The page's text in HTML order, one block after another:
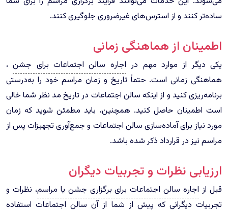
ساده‌تر کنند و از استرس‌های غیرضروری جلوگیری کنند.
اطمینان از هماهنگی زمانی
یکی دیگر از موارد مهم در اجاره سالن اجتماعات برای جشن،
هماهنگی زمانی است. حتماً تاریخ و زمان مراسم خود را به‌درستی
برنامه‌ریزی کنید و از اینکه سالن اجتماعات در تاریخ مد نظر شما خالی
است اطمینان حاصل کنید. همچنین، باید مطمئن شوید که زمان
مورد نیاز برای آماده‌سازی سالن اجتماعات و جمع‌آوری تجهیزات پس از
مراسم نیز در قرارداد ذکر شده باشد.
ارزیابی نظرات و تجربیات دیگران
قبل از اجاره سالن اجتماعات برای برگزاری جشن یا مراسم، نظرات و
تجربیات دیگرانی که پیش از شما از آن سالن اجتماعات استفاده